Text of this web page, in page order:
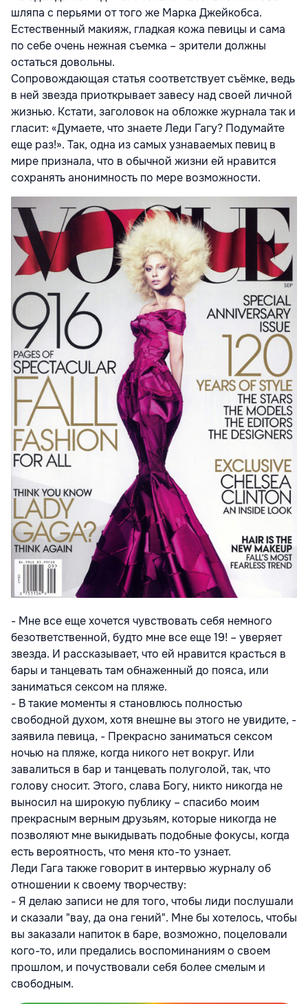
шляпа с перьями от того же Марка Джейкобса.
Естественный макияж, гладкая кожа певицы и сама
по себе очень нежная съемка – зрители должны
остаться довольны.
Сопровождающая статья соответствует съёмке, ведь
в ней звезда приоткрывает завесу над своей личной
жизнью. Кстати, заголовок на обложке журнала так и
гласит: «Думаете, что знаете Леди Гагу? Подумайте
еще раз!». Так, одна из самых узнаваемых певиц в
мире признала, что в обычной жизни ей нравится
сохранять анонимность по мере возможности.
- Мне все еще хочется чувствовать себя немного
безответственной, будто мне все еще 19! – уверяет
звезда. И рассказывает, что ей нравится красться в
бары и танцевать там обнаженный до пояса, или
заниматься сексом на пляже.
- В такие моменты я становлюсь полностью
свободной духом, хотя внешне вы этого не увидите, -
заявила певица, - Прекрасно заниматься сексом
ночью на пляже, когда никого нет вокруг. Или
завалиться в бар и танцевать полуголой, так, что
голову сносит. Этого, слава Богу, никто никогда не
выносил на широкую публику – спасибо моим
прекрасным верным друзьям, которые никогда не
позволяют мне выкидывать подобные фокусы, когда
есть вероятность, что меня кто-то узнает.
Леди Гага также говорит в интервью журналу об
отношении к своему творчеству:
- Я делаю записи не для того, чтобы лиди послушали
и сказали "вау, да она гений". Мне бы хотелось, чтобы
вы заказали напиток в баре, возможно, поцеловали
кого-то, или предались воспоминаниям о своем
прошлом, и почуствовали себя более смелым и
свободным.